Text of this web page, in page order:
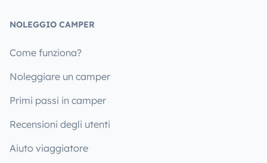
NOLEGGIO CAMPER
Come funziona?
Noleggiare un camper
Primi passi in camper
Recensioni degli utenti
Aiuto viaggiatore